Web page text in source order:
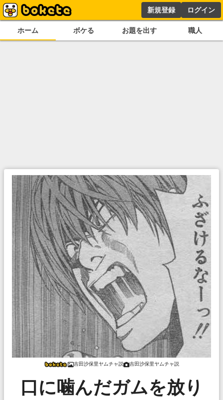
新規登録 ログイン
ホーム ボケる お題を出す 職人
吉田沙保里ヤムチャ説 吉田沙保里ヤムチャ説
口に噛んだガムを放り